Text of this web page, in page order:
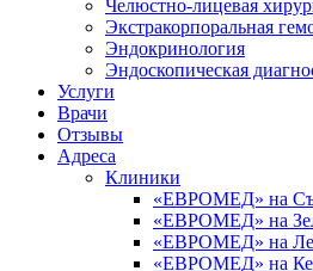
Челюстно-лицевая
Экстракорпоральная
Эндокринология
Эндоскопическая
Услуги
Врачи
Отзывы
Адреса
Клиники
«ЕВРОМЕД» на
«ЕВРОМЕД» на
«ЕВРОМЕД» на
«ЕВРОМЕД» на